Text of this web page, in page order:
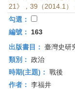
21》，39（2014.1）
勾選：
編號：
163
出版書目： 臺灣史研
類別： 政治
時期(主題)： 戰後
作者： 李福井